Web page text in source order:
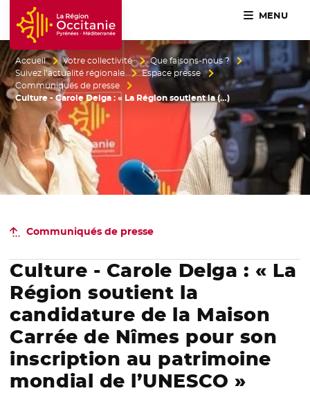
Accueil Région Occitanie / Pyrénées-Méditerranée
MENU
Accueil Votre collectivité
Que faisons-nous ?
Suivez l’actualité régionale
Espace presse
Communiqués de presse
Culture - Carole Delga : « La Région soutient la (…)
Communiqués de presse
Culture - Carole Delga : « La
Région soutient la
candidature de la Maison
Carrée de Nîmes pour son
inscription au patrimoine
mondial de l’UNESCO »